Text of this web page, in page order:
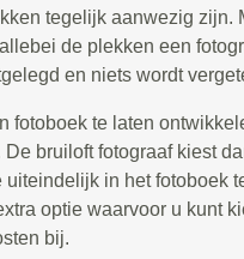
tegelijk aanwezig zijn.
de plekken een
en niets wordt
fotoboek te laten
bruiloft fotograaf kiest
uiteindelijk in het fotoboek
optie waarvoor u kunt
bij.